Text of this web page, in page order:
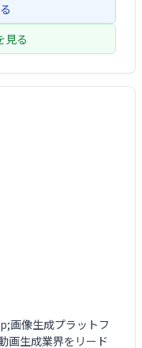
見る
画像生成プラットフ
画生成業界をリード